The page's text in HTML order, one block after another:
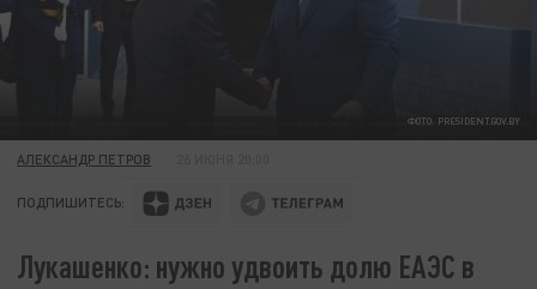
ФОТО: PRESIDENT.GOV.BY
АЛЕКСАНДР ПЕТРОВ
ПОДПИШИТЕСЬ:
Лукашенко: нужно удвоить долю ЕАЭС в